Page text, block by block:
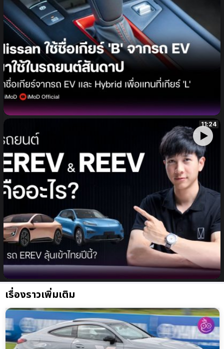
Nissan นำชื่อเกียร์ ‘B’ จากรถ EV มาใช้ในรถสันดาป
11:24
รถยนต์ EREV หรือ REEV คืออะไร? เตรียมความรู้เบื้อง
ต้นก่อนลุ้นรถ EREV เข้าไทยปี 2025 นี้
เรื่องราวเพิ่มเติม